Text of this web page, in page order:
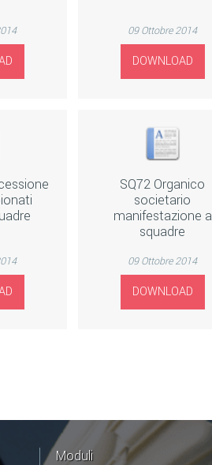
09 Ottobre 2014
DOWNLOAD
SQ72 Organico
societario
manifestazione a
squadre
09 Ottobre 2014
DOWNLOAD
Moduli